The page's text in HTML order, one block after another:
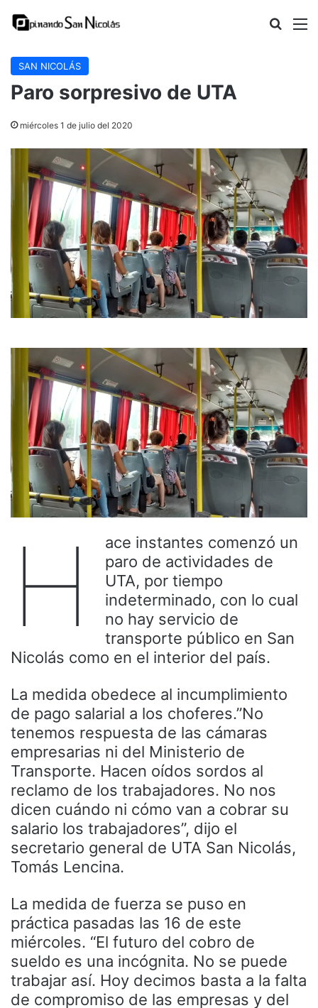
Buscar
SAN NICOLÁS
Paro sorpresivo de UTA
miércoles 1 de julio del 2020
H
ace instantes comenzó un
paro de actividades de
UTA, por tiempo
indeterminado, con lo cual
no hay servicio de
transporte público en San
Nicolás como en el interior del país.
La medida obedece al incumplimiento
de pago salarial a los choferes.”No
tenemos respuesta de las cámaras
empresarias ni del Ministerio de
Transporte. Hacen oídos sordos al
reclamo de los trabajadores. No nos
dicen cuándo ni cómo van a cobrar su
salario los trabajadores”, dijo el
secretario general de UTA San Nicolás,
Tomás Lencina.
La medida de fuerza se puso en
práctica pasadas las 16 de este
miércoles. “El futuro del cobro de
sueldo es una incógnita. No se puede
trabajar así. Hoy decimos basta a la falta
de compromiso de las empresas y del